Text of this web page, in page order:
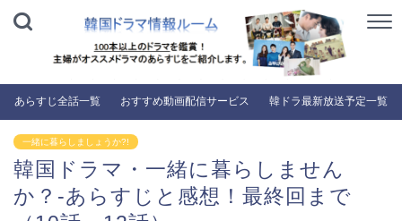
あらすじ全話一覧 おすすめ動画配信サービス 韓ドラ最新放送予定一覧
一緒に暮らしましょうか?!
韓国ドラマ・一緒に暮らしません
か？-あらすじと感想！最終回まで